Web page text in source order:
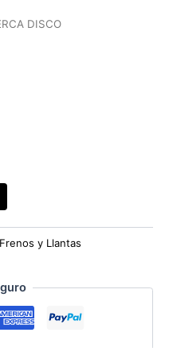
DISCO
Frenos y Llantas